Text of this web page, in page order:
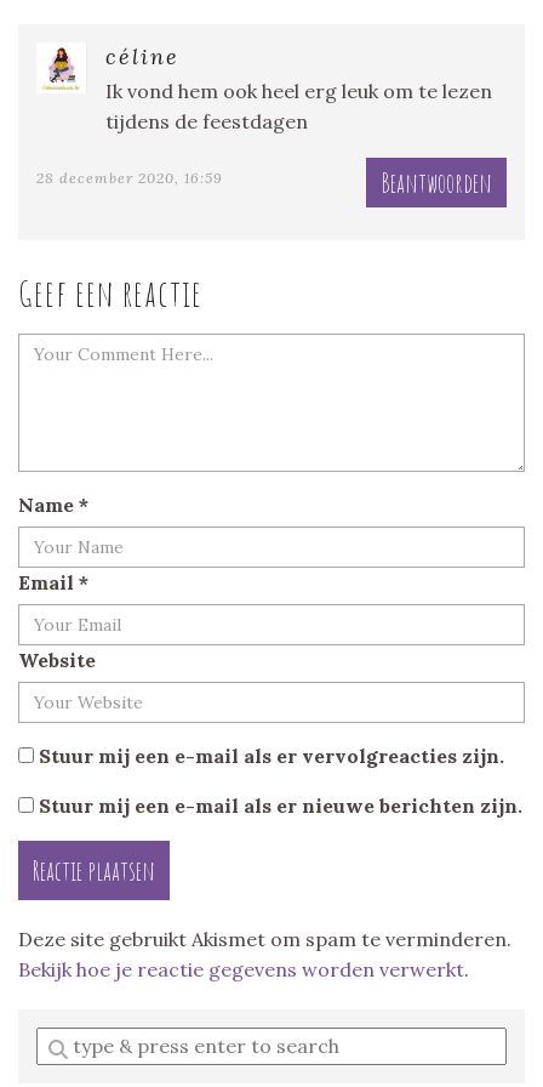
céline
Ik vond hem ook heel erg leuk om te lezen
tijdens de feestdagen
28 december 2020, 16:59 Beantwoorden
Geef een reactie
Name *
Email *
Website
Stuur mij een e-mail als er vervolgreacties zijn.
Stuur mij een e-mail als er nieuwe berichten zijn.
Deze site gebruikt Akismet om spam te verminderen.
Bekijk hoe je reactie gegevens worden verwerkt.
Enter
a